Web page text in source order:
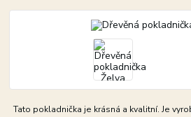
Tato pokladnička je krásná a kvalitní. Je